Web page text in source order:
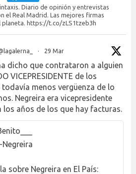
Diario de opinión y entrevistas
el Real Madrid. Las mejores firmas
planeta. https://t.co/zLS1tzeb3h
· 29 Mar
dicho que contrataron a alguien
VICEPRESIDENTE de los
menos vergüenza de lo
Negreira era vicepresidente
los años de los que hay facturas.
Negreira
sobre Negreira en El País: